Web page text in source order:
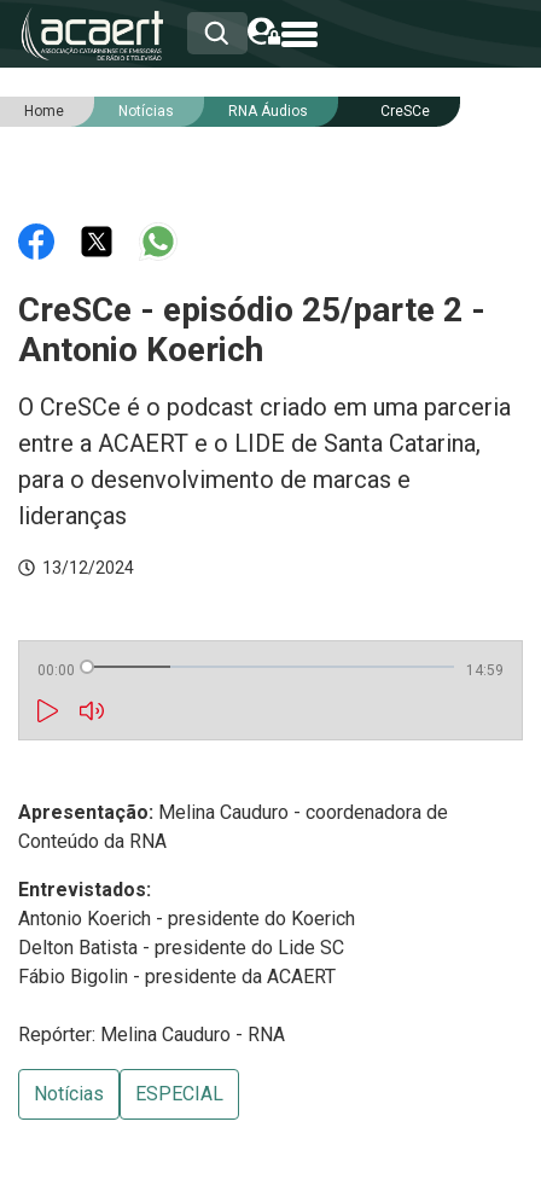
HOME
RNA
NOTÍCIAS
INTEGRIDADE
Home Notícias RNA Áudios CreSCe
CreSCe - episódio 25/parte 2 -
Antonio Koerich
O CreSCe é o podcast criado em uma parceria
entre a ACAERT e o LIDE de Santa Catarina,
para o desenvolvimento de marcas e
lideranças
13/12/2024
00:00 14:59
Apresentação: Melina Cauduro - coordenadora de
Conteúdo da RNA
Entrevistados:
Antonio Koerich - presidente do Koerich
Delton Batista - presidente do Lide SC
Fábio Bigolin - presidente da ACAERT
Repórter: Melina Cauduro - RNA
Notícias ESPECIAL